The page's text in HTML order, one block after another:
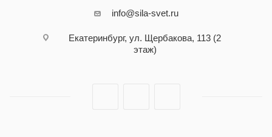
info@sila-svet.ru
Екатеринбург, ул. Щербакова, 113 (2
этаж)